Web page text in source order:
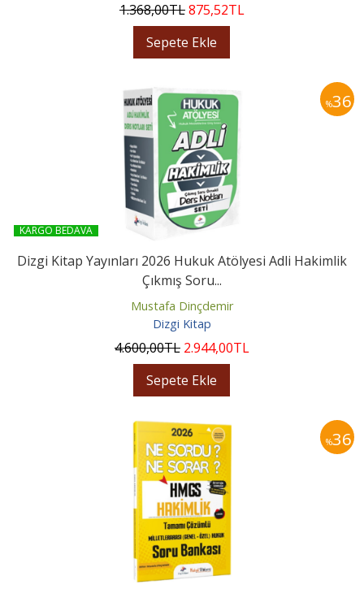
1.368,00TL875,52TL
Sepete Ekle
%36
KARGO BEDAVA
Dizgi Kitap Yayınları 2026 Hukuk Atölyesi Adli Hakimlik
Çıkmış Soru...
Mustafa Dinçdemir
Dizgi Kitap
4.600,00TL 2.944,00TL
Sepete Ekle
%36